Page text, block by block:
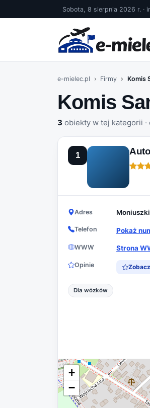
Sobota, 8 sierpnia 2026 r. ·
e-mielec.pl Firmy Komis
Komis
3 obiekty w tej kategorii
1
Adres
Telefon Pokaż
WWW Strona
Opinie
Dla wózków
+
−